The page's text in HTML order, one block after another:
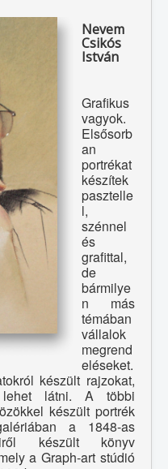
Nevem
Csikós
István
Grafikus
vagyok.
Elsősorb
an
portrékat
készítek
pasztelle
l,
szénnel
és
grafittal,
de
bármilye
n más
témában
vállalok
megrend
eléseket.
készült rajzokat,
lehet látni. A többi
készült portrék
a 1848-as
készült könyv
a Graph-art stúdió